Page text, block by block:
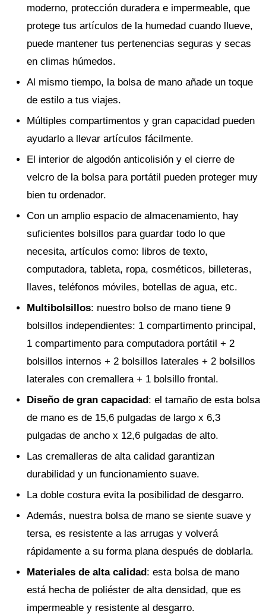
moderno, protección duradera e impermeable, que
protege tus artículos de la humedad cuando llueve,
puede mantener tus pertenencias seguras y secas
en climas húmedos.
Al mismo tiempo, la bolsa de mano añade un toque
de estilo a tus viajes.
Múltiples compartimentos y gran capacidad pueden
ayudarlo a llevar artículos fácilmente.
El interior de algodón anticolisión y el cierre de
velcro de la bolsa para portátil pueden proteger muy
bien tu ordenador.
Con un amplio espacio de almacenamiento, hay
suficientes bolsillos para guardar todo lo que
necesita, artículos como: libros de texto,
computadora, tableta, ropa, cosméticos, billeteras,
llaves, teléfonos móviles, botellas de agua, etc.
Multibolsillos: nuestro bolso de mano tiene 9
bolsillos independientes: 1 compartimento principal,
1 compartimento para computadora portátil + 2
bolsillos internos + 2 bolsillos laterales + 2 bolsillos
laterales con cremallera + 1 bolsillo frontal.
Diseño de gran capacidad: el tamaño de esta bolsa
de mano es de 15,6 pulgadas de largo x 6,3
pulgadas de ancho x 12,6 pulgadas de alto.
Las cremalleras de alta calidad garantizan
durabilidad y un funcionamiento suave.
La doble costura evita la posibilidad de desgarro.
Además, nuestra bolsa de mano se siente suave y
tersa, es resistente a las arrugas y volverá
rápidamente a su forma plana después de doblarla.
Materiales de alta calidad: esta bolsa de mano
está hecha de poliéster de alta densidad, que es
impermeable y resistente al desgarro.